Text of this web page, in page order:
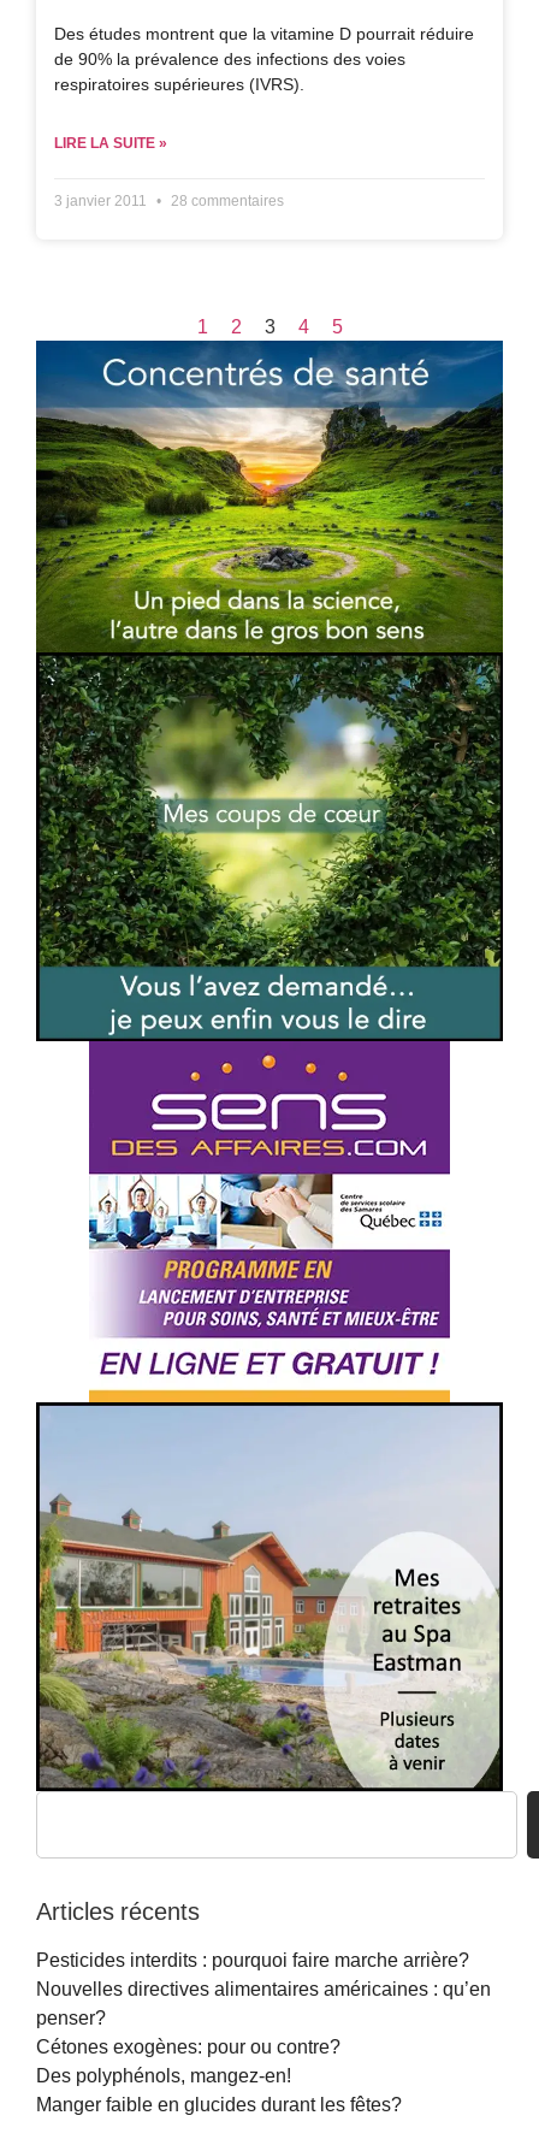
Des études montrent que la vitamine D pourrait réduire
de 90% la prévalence des infections des voies
respiratoires supérieures (IVRS).
LIRE LA SUITE »
3 janvier 2011 28 commentaires
1 2 3 4 5
Articles récents
Pesticides interdits : pourquoi faire marche arrière?
Nouvelles directives alimentaires américaines : qu’en
penser?
Cétones exogènes: pour ou contre?
Des polyphénols, mangez-en!
Manger faible en glucides durant les fêtes?